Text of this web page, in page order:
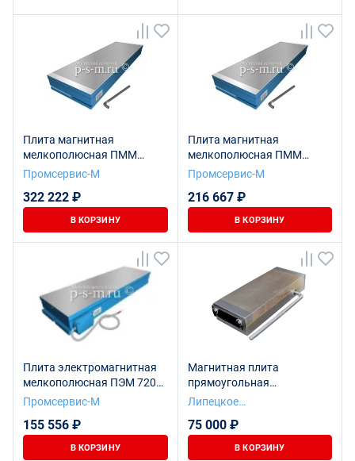
Плита магнитная
мелкополюсная ПММ
7208-0021 (320х1250)
Промсервис-М
322 222 ₽
В КОРЗИНУ
Плита магнитная
мелкополюсная ПММ
7208-0015 (250х800)
Промсервис-М
216 667 ₽
В КОРЗИНУ
Плита электромагнитная
мелкополюсная ПЭМ 7208-
0060 (200х630)
Промсервис-М
155 556 ₽
В КОРЗИНУ
Магнитная плита
прямоугольная
мелкополюсная ПММ/
Липецкое
предприятие
75 000 ₽
В КОРЗИНУ